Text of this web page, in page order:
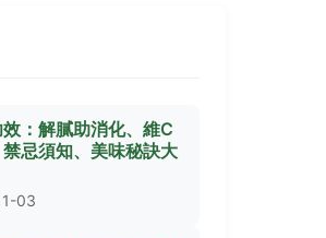
：解膩助消化、維C
忌須知、美味秘訣大
03